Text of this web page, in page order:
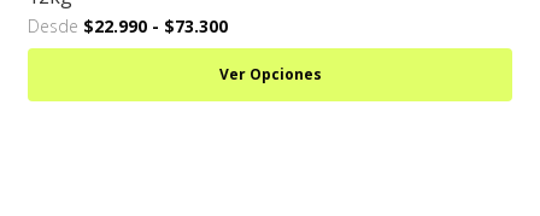
Desde $22.990 - $73.300
Ver Opciones